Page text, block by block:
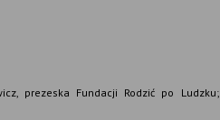
prezeska Fundacji Rodzić po Ludzku;